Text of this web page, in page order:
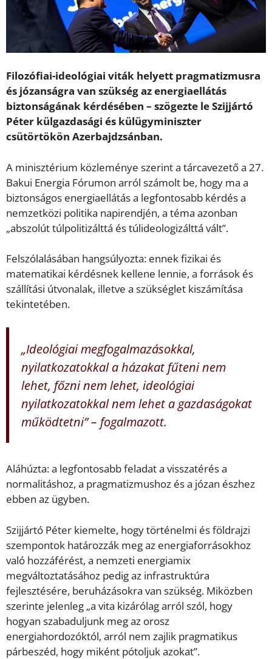
Filozófiai-ideológiai viták helyett pragmatizmusra
és józanságra van szükség az energiaellátás
biztonságának kérdésében – szögezte le Szijjártó
Péter külgazdasági és külügyminiszter
csütörtökön Azerbajdzsánban.
A minisztérium közleménye szerint a tárcavezető a 27.
Bakui Energia Fórumon arról számolt be, hogy ma a
biztonságos energiaellátás a legfontosabb kérdés a
nemzetközi politika napirendjén, a téma azonban
„abszolút túlpolitizálttá és túlideologizálttá vált”.
Felszólalásában hangsúlyozta: ennek fizikai és
matematikai kérdésnek kellene lennie, a források és
szállítási útvonalak, illetve a szükséglet kiszámítása
tekintetében.
„Ideológiai megfogalmazásokkal,
nyilatkozatokkal a házakat fűteni nem
lehet, főzni nem lehet, ideológiai
nyilatkozatokkal nem lehet a gazdaságokat
működtetni” – fogalmazott.
Aláhúzta: a legfontosabb feladat a visszatérés a
normalitáshoz, a pragmatizmushoz és a józan észhez
ebben az ügyben.
Szijjártó Péter kiemelte, hogy történelmi és földrajzi
szempontok határozzák meg az energiaforrásokhoz
való hozzáférést, a nemzeti energiamix
megváltoztatásához pedig az infrastruktúra
fejlesztésére, beruházásokra van szükség. Miközben
szerinte jelenleg „a vita kizárólag arról szól, hogy
hogyan szabaduljunk meg az orosz
energiahordozóktól, arról nem zajlik pragmatikus
párbeszéd, hogy miként pótoljuk azokat”.